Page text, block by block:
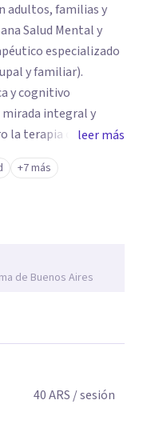
adultos, familias y
Salud Mental y
especializado
y familiar).
y cognitivo
integral y
para ayudarla de
leer más
+7 más
de Buenos Aires
40ARS / sesión